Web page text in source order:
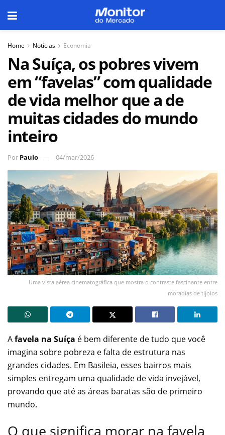
Home Notícias Economia
Na Suíça, os pobres vivem
em “favelas” com qualidade
de vida melhor que a de
muitas cidades do mundo
inteiro
Por Paulo 04/mar/2026
Uma vista aérea cinematográfica que mostra o contraste fascinante entre
moradias de tijolos
Afavela na Suíça é bem diferente de tudo que você
imagina sobre pobreza e falta de estrutura nas
grandes cidades. Em Basileia, esses bairros mais
simples entregam uma qualidade de vida invejável,
provando que até as áreas baratas são de primeiro
mundo.
O que significa morar na favela